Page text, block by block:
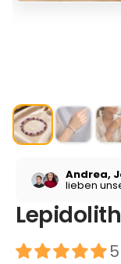
Andrea,
lieben